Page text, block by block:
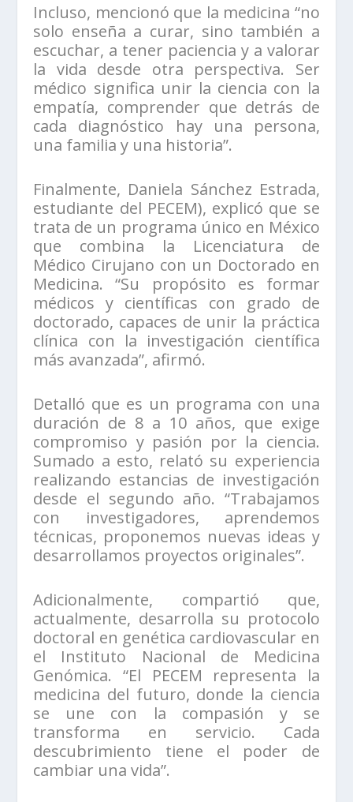
Incluso, mencionó que la medicina “no
solo enseña a curar, sino también a
escuchar, a tener paciencia y a valorar
la vida desde otra perspectiva. Ser
médico significa unir la ciencia con la
empatía, comprender que detrás de
cada diagnóstico hay una persona,
una familia y una historia”.
Finalmente, Daniela Sánchez Estrada,
estudiante del PECEM), explicó que se
trata de un programa único en México
que combina la Licenciatura de
Médico Cirujano con un Doctorado en
Medicina. “Su propósito es formar
médicos y científicas con grado de
doctorado, capaces de unir la práctica
clínica con la investigación científica
más avanzada”, afirmó.
Detalló que es un programa con una
duración de 8 a 10 años, que exige
compromiso y pasión por la ciencia.
Sumado a esto, relató su experiencia
realizando estancias de investigación
desde el segundo año. “Trabajamos
con investigadores, aprendemos
técnicas, proponemos nuevas ideas y
desarrollamos proyectos originales”.
Adicionalmente, compartió que,
actualmente, desarrolla su protocolo
doctoral en genética cardiovascular en
el Instituto Nacional de Medicina
Genómica. “El PECEM representa la
medicina del futuro, donde la ciencia
se une con la compasión y se
transforma en servicio. Cada
descubrimiento tiene el poder de
cambiar una vida”.